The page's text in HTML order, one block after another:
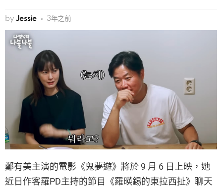
by Jessie 3年之前
鄭有美主演的電影《鬼夢遊》將於 9 月 6 日上映，她
近日作客羅PD主持的節目《羅暎錫的東拉西扯》聊天